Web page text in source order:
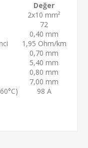
Değer
2x10 mm²
72
0,40 mm
1,95 Ohm/km
0,70 mm
5,40 mm
0,80 mm
7,00 mm
98 A